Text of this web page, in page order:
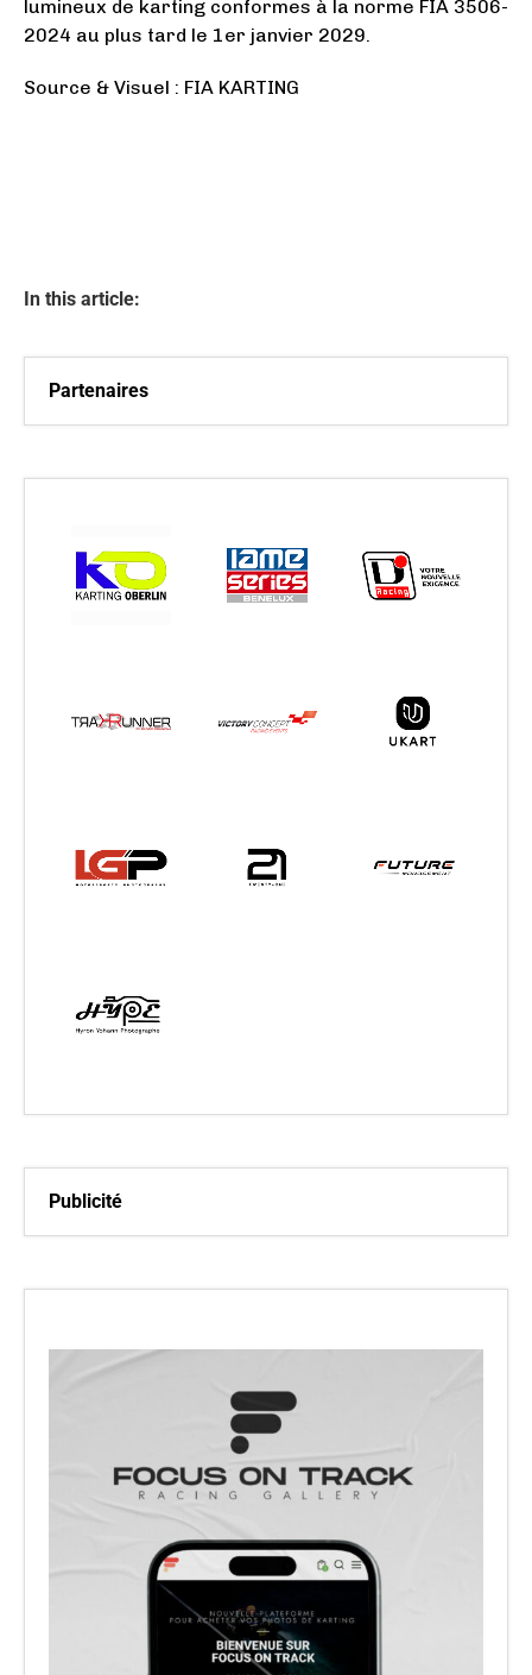
lumineux de karting conformes à la norme FIA ​​3506-
2024 au plus tard le 1er janvier 2029.
Source & Visuel : FIA KARTING
In this article:
Partenaires
Publicité